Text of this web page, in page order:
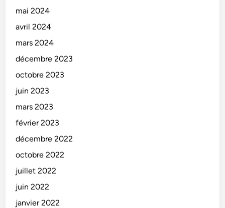
mai 2024
avril 2024
mars 2024
décembre 2023
octobre 2023
juin 2023
mars 2023
février 2023
décembre 2022
octobre 2022
juillet 2022
juin 2022
janvier 2022